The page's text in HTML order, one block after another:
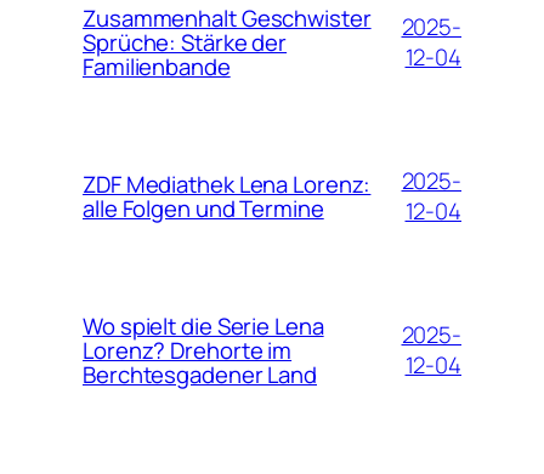
Zusammenhalt Geschwister
Sprüche: Stärke der
Familienbande
2025-
12-04
ZDF Mediathek Lena Lorenz:
alle Folgen und Termine
2025-
12-04
Wo spielt die Serie Lena
Lorenz? Drehorte im
Berchtesgadener Land
2025-
12-04